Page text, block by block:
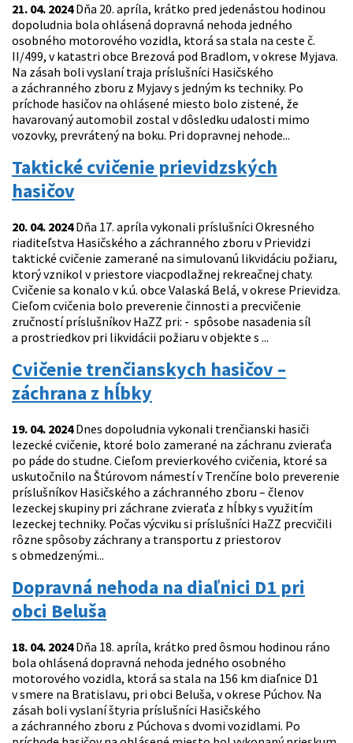
21. 04. 2024Dňa 20. apríla, krátko pred jedenástou hodinou
dopoludnia bola ohlásená dopravná nehoda jedného
osobného motorového vozidla, ktorá sa stala na ceste č.
II/499, v katastri obce Brezová pod Bradlom, v okrese Myjava.
Na zásah boli vyslaní traja príslušníci Hasičského
a záchranného zboru z Myjavy s jedným ks techniky. Po
príchode hasičov na ohlásené miesto bolo zistené, že
havarovaný automobil zostal v dôsledku udalosti mimo
vozovky, prevrátený na boku. Pri dopravnej nehode...
Taktické cvičenie prievidzských
hasičov
20. 04. 2024Dňa 17. apríla vykonali príslušníci Okresného
riaditeľstva Hasičského a záchranného zboru v Prievidzi
taktické cvičenie zamerané na simulovanú likvidáciu požiaru,
ktorý vznikol v priestore viacpodlažnej rekreačnej chaty.
Cvičenie sa konalo v k.ú. obce Valaská Belá, v okrese Prievidza.
Cieľom cvičenia bolo preverenie činnosti a precvičenie
zručností príslušníkov HaZZ pri: - spôsobe nasadenia síl
a prostriedkov pri likvidácii požiaru v objekte s ...
Cvičenie trenčianskych hasičov –
záchrana z hĺbky
19. 04. 2024Dnes dopoludnia vykonali trenčianski hasiči
lezecké cvičenie, ktoré bolo zamerané na záchranu zvieraťa
po páde do studne. Cieľom previerkového cvičenia, ktoré sa
uskutočnilo na Štúrovom námestí v Trenčíne bolo preverenie
príslušníkov Hasičského a záchranného zboru – členov
lezeckej skupiny pri záchrane zvieraťa z hĺbky s využitím
lezeckej techniky. Počas výcviku si príslušníci HaZZ precvičili
rôzne spôsoby záchrany a transportu z priestorov
s obmedzenými...
Dopravná nehoda na diaľnici D1 pri
obci Beluša
18. 04. 2024Dňa 18. apríla, krátko pred ôsmou hodinou ráno
bola ohlásená dopravná nehoda jedného osobného
motorového vozidla, ktorá sa stala na 156 km diaľnice D1
v smere na Bratislavu, pri obci Beluša, v okrese Púchov. Na
zásah boli vyslaní štyria príslušníci Hasičského
a záchranného zboru z Púchova s dvomi vozidlami. Po